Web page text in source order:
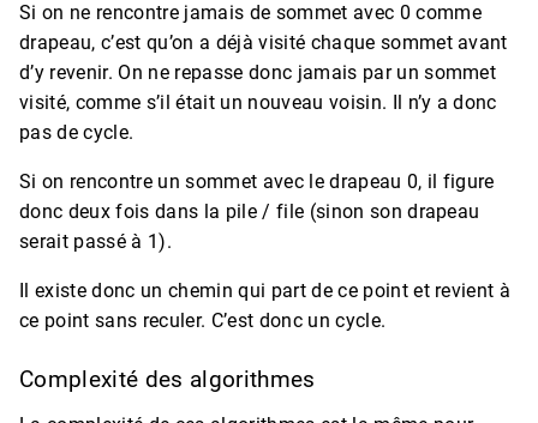
Si on ne rencontre jamais de sommet avec 0 comme
drapeau, c’est qu’on a déjà visité chaque sommet avant
d’y revenir. On ne repasse donc jamais par un sommet
visité, comme s’il était un nouveau voisin. Il n’y a donc
pas de cycle.
Si on rencontre un sommet avec le drapeau 0, il figure
donc deux fois dans la pile / file (sinon son drapeau
serait passé à 1).
Il existe donc un chemin qui part de ce point et revient à
ce point sans reculer. C’est donc un cycle.
Complexité des algorithmes